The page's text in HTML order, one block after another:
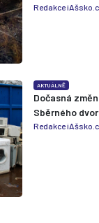
Redakce
AKTUÁLNĚ
Dočasná
Sběrného
Redakce